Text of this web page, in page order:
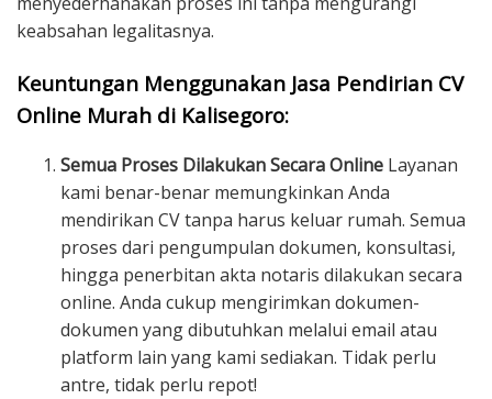
keabsahan legalitasnya.
Keuntungan Menggunakan Jasa Pendirian CV
Online Murah di Kalisegoro:
Semua Proses Dilakukan Secara Online Layanan
kami benar-benar memungkinkan Anda
mendirikan CV tanpa harus keluar rumah. Semua
proses dari pengumpulan dokumen, konsultasi,
hingga penerbitan akta notaris dilakukan secara
online. Anda cukup mengirimkan dokumen-
dokumen yang dibutuhkan melalui email atau
platform lain yang kami sediakan. Tidak perlu
antre, tidak perlu repot!